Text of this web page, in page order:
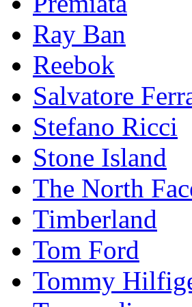
Ray Ban
Reebok
Salvatore
Stefano Ricci
Stоnе Islаnd
The North
Timberland
Tom Ford
Tommy